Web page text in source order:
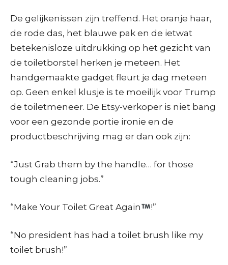
De gelijkenissen zijn treffend. Het oranje haar,
de rode das, het blauwe pak en de ietwat
betekenisloze uitdrukking op het gezicht van
de toiletborstel herken je meteen. Het
handgemaakte gadget fleurt je dag meteen
op. Geen enkel klusje is te moeilijk voor Trump
de toiletmeneer. De Etsy-verkoper is niet bang
voor een gezonde portie ironie en de
productbeschrijving mag er dan ook zijn:
“Just Grab them by the handle… for those
tough cleaning jobs.”
“Make Your Toilet Great Again !”
“No president has had a toilet brush like my
toilet brush!”